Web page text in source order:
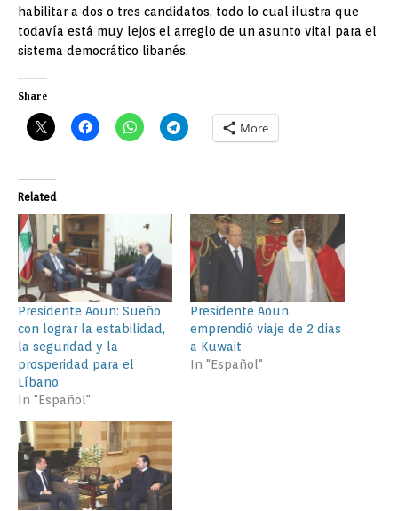
habilitar a dos o tres candidatos, todo lo cual ilustra que
todavía está muy lejos el arreglo de un asunto vital para el
sistema democrático libanés.
Share
More
Related
Presidente Aoun: Sueño
con lograr la estabilidad,
la seguridad y la
prosperidad para el
Líbano
In "Español"
Presidente Aoun
emprendió viaje de 2 dias
a Kuwait
In "Español"